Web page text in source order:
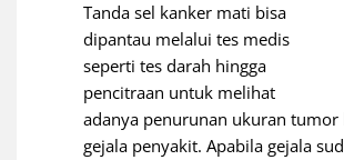
Tanda sel kanker mati bisa
dipantau melalui tes medis
seperti tes darah hingga
pencitraan untuk melihat
adanya penurunan ukuran tumor
gejala penyakit. Apabila gejala